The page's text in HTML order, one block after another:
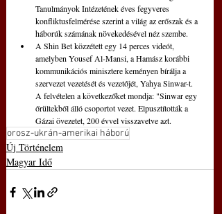
Tanulmányok Intézetének éves fegyveres
konfliktusfelmérése szerint a világ az erőszak és a
háborúk számának növekedésével néz szembe.
A Shin Bet közzétett egy 14 perces videót,
amelyben Yousef Al-Mansi, a Hamász korábbi
kommunikációs minisztere keményen bírálja a
szervezet vezetését és vezetőjét, Yahya Sinwar-t.
A felvételen a következőket mondja: "Sinwar egy
őrültekből álló csoportot vezet. Elpusztították a
Gázai övezetet, 200 évvel visszavetve azt.
orosz-ukrán-amerikai háború
Új Történelem
Magyar Idő